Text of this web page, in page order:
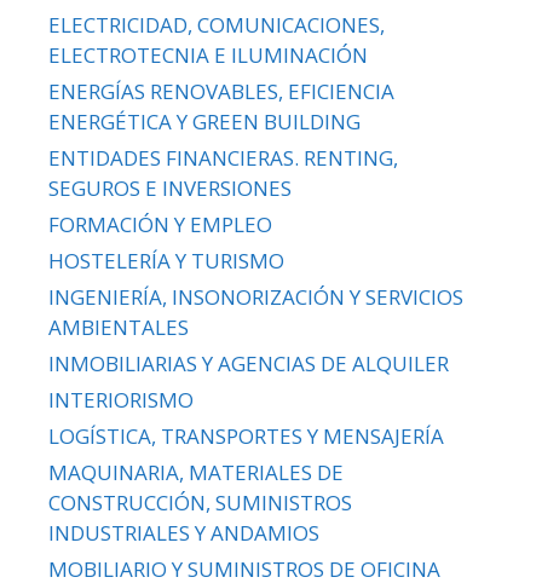
ELECTRICIDAD, COMUNICACIONES,
ELECTROTECNIA E ILUMINACIÓN
ENERGÍAS RENOVABLES, EFICIENCIA
ENERGÉTICA Y GREEN BUILDING
ENTIDADES FINANCIERAS. RENTING,
SEGUROS E INVERSIONES
FORMACIÓN Y EMPLEO
HOSTELERÍA Y TURISMO
INGENIERÍA, INSONORIZACIÓN Y SERVICIOS
AMBIENTALES
INMOBILIARIAS Y AGENCIAS DE ALQUILER
INTERIORISMO
LOGÍSTICA, TRANSPORTES Y MENSAJERÍA
MAQUINARIA, MATERIALES DE
CONSTRUCCIÓN, SUMINISTROS
INDUSTRIALES Y ANDAMIOS
MOBILIARIO Y SUMINISTROS DE OFICINA